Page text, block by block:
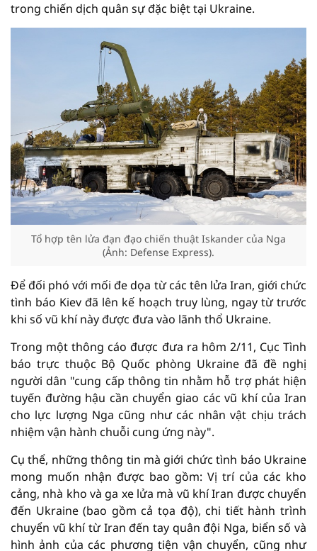
trong chiến dịch quân sự đặc biệt tại Ukraine.
Tổ hợp tên lửa đạn đạo chiến thuật Iskander của Nga
(Ảnh: Defense Express).
Để đối phó với mối đe dọa từ các tên lửa Iran, giới chức
tình báo Kiev đã lên kế hoạch truy lùng, ngay từ trước
khi số vũ khí này được đưa vào lãnh thổ Ukraine.
Trong một thông cáo được đưa ra hôm 2/11, Cục Tình
báo trực thuộc Bộ Quốc phòng Ukraine đã đề nghị
người dân "cung cấp thông tin nhằm hỗ trợ phát hiện
tuyến đường hậu cần chuyển giao các vũ khí của Iran
cho lực lượng Nga cũng như các nhân vật chịu trách
nhiệm vận hành chuỗi cung ứng này".
Cụ thể, những thông tin mà giới chức tình báo Ukraine
mong muốn nhận được bao gồm: Vị trí của các kho
cảng, nhà kho và ga xe lửa mà vũ khí Iran được chuyển
đến Ukraine (bao gồm cả tọa độ), chi tiết hành trình
chuyển vũ khí từ Iran đến tay quân đội Nga, biển số và
hình ảnh của các phương tiện vận chuyển, cũng như